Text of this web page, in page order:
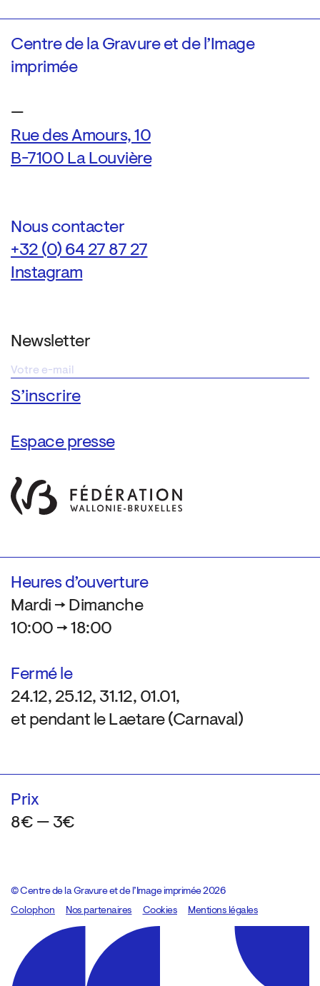
Centre de la Gravure et de l’Image
imprimée
—
Rue des Amours, 10
B-7100 La Louvière
Nous contacter
+32 (0) 64 27 87 27
Instagram
Newsletter
Espace presse
Heures d’ouverture
Mardi → Dimanche
10:00 → 18:00
Fermé le
24.12, 25.12, 31.12, 01.01,
et pendant le Laetare (Carnaval)
Prix
8€ — 3€
© Centre de la Gravure et de l’Image imprimée 2026
Colophon
Design:Marcel Kaczmarek, code:8080.studio
Nos partenaires Cookies Mentions légales